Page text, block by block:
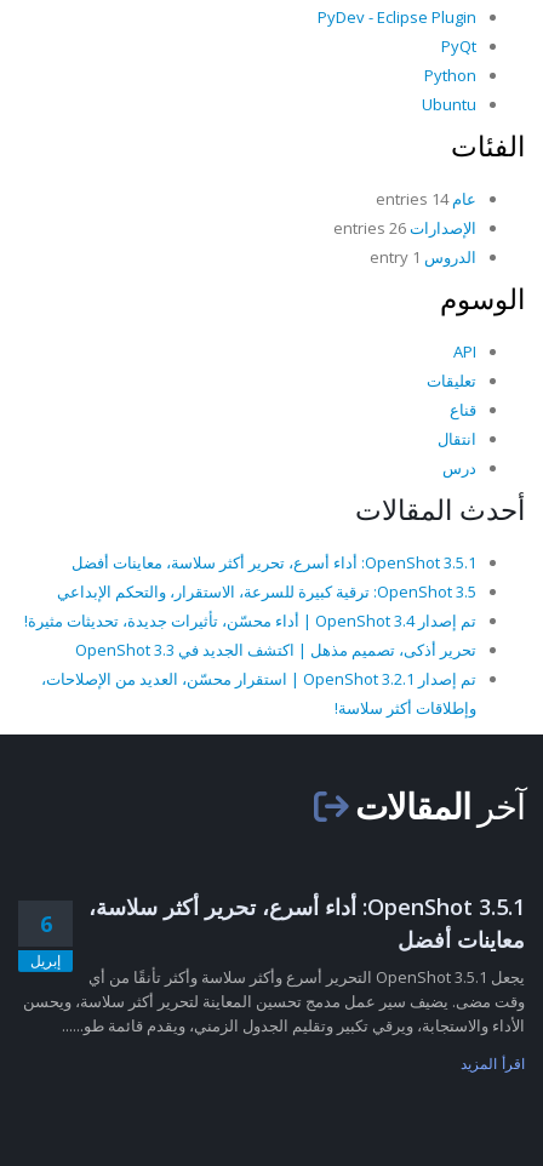
PyDev - Eclipse Plugin
PyQt
Python
Ubuntu
الفئات
عام14 entries
الإصدارات
الدروس
الوسوم
API
تعليقات
قناع
انتقال
درس
أحدث المقالات
OpenShot 3.5.1: أداء أسرع، تحرير أكثر سلاسة، معاينات أفضل
OpenShot 3.5: ترقية كبيرة للسرعة، الاستقرار، والتحكم الإبداعي
تم إصدار OpenShot 3.4 | أداء محسّن، تأثيرات جديدة، تحديثات مثيرة!
تحرير أذكى، تصميم مذهل | اكتشف الجديد في OpenShot 3.3
تم إصدار OpenShot 3.2.1 | استقرار محسّن، العديد من الإصلاحات،
وإطلاقات أكثر سلاسة!
آخر المقالات
6
إبريل
OpenShot 3.5.1: أداء أسرع، تحرير أكثر سلاسة،
معاينات أفضل
يجعل OpenShot 3.5.1 التحرير أسرع وأكثر سلاسة وأكثر تأنقًا من أي
وقت مضى. يضيف سير عمل مدمج تحسين المعاينة لتحرير أكثر سلاسة، ويحسن
الأداء والاستجابة، ويرقي تكبير وتقليم الجدول الزمني، ويقدم قائمة طو......
اقرأ المزيد